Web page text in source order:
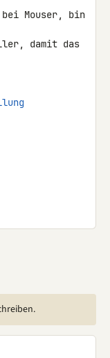
bei Mouser, bin
damit das